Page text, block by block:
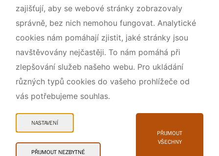
Snadné čtení
zajišťují, aby se webové stránky zobrazovaly
správně, bez nich nemohou fungovat. Analytické
cookies nám pomáhají zjistit, jaké stránky jsou
navštěvovány nejčastěji. To nám pomáhá při
zlepšování služeb našeho webu. Pro ukládání
různých typů cookies do vašeho prohlížeče od
vás potřebujeme souhlas.
NASTAVENÍ
PŘIJMOUT NEZBYTNÉ
PŘIJMOUT
VŠECHNY